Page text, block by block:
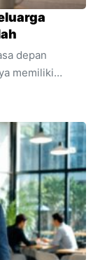
depan
memiliki
dari